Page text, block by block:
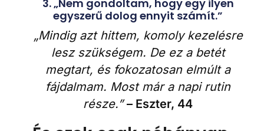
3. „Nem gondoltam, hogy egy ilyen
egyszerű dolog ennyit számít.”
„Mindig azt hittem, komoly kezelésre
lesz szükségem. De ez a betét
megtart, és fokozatosan elmúlt a
fájdalmam. Most már a napi rutin
része.”– Eszter, 44